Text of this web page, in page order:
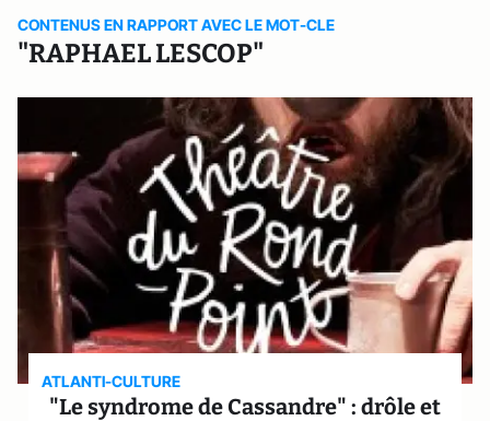
CONTENUS EN RAPPORT AVEC LE MOT-CLE
"RAPHAEL LESCOP"
ATLANTI-CULTURE
"Le syndrome de Cassandre" : drôle et